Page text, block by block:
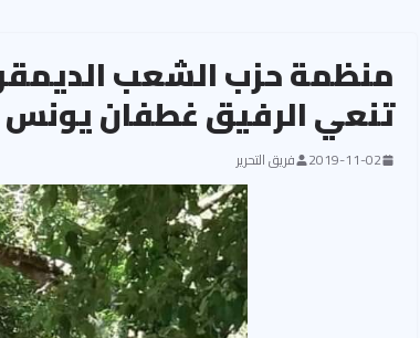
منظمة حزب الشعب
تنعي الرفيق غطفان يونس
2019-11-02 فريق التحرير